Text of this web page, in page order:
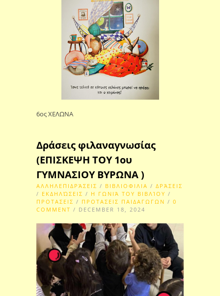
6ος ΧΕΛΩΝΑ
Δράσεις φιλαναγνωσίας
(ΕΠΙΣΚΕΨΗ ΤΟΥ 1ου
ΓΥΜΝΑΣΙΟΥ ΒΥΡΩΝΑ )
ΑΛΛΗΛΕΠΙΔΡΆΣΕΙΣ / ΒΙΒΛΙΟΦΙΛΙΑ / ΔΡΆΣΕΙΣ
/ ΕΚΔΗΛΏΣΕΙΣ / Η ΓΩΝΙΆ ΤΟΥ ΒΙΒΛΊΟΥ /
ΠΡΟΤΑΣΕΙΣ / ΠΡΟΤΑΣΕΙΣ ΠΑΙΔΑΓΩΓΩΝ / 0
COMMENT / DECEMBER 18, 2024